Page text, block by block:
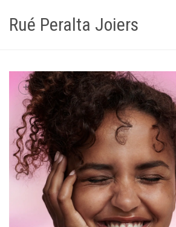
Rué Peralta Joiers
+